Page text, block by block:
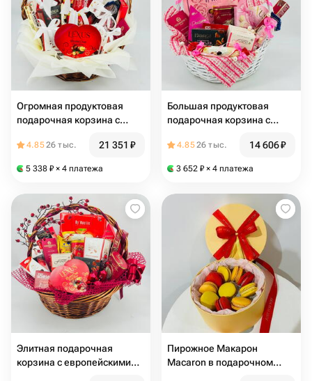
Огромная продуктовая
подарочная корзина с
в подарок маме
4.8526 тыс. 21 351 ₽
5 338 ₽ × 4 платежа
Большая продуктовая
подарочная корзина с
в подарок
4.8526 тыс. 14 606₽
3 652 ₽ × 4 платежа
Элитная подарочная
корзина с европейскими
Пирожное Макарон
Macaron в подарочном